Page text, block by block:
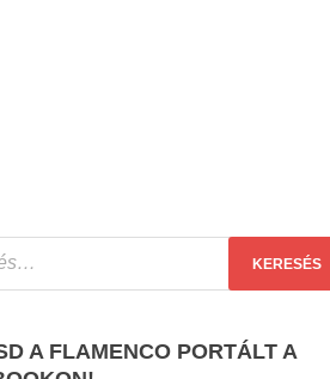
A FLAMENCO PORTÁLT A